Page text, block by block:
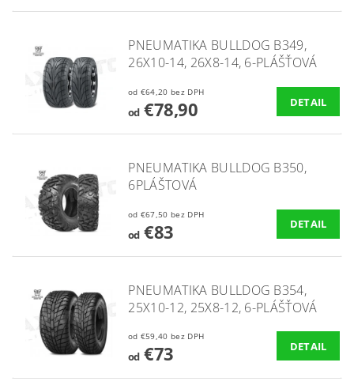
PNEUMATIKA BULLDOG B349,
26X10-14, 26X8-14, 6-PLÁŠŤOVÁ
od €64,20 bez DPH
od€78,90 DETAIL
PNEUMATIKA BULLDOG B350,
6PLÁŠTOVÁ
od €67,50 bez DPH
od€83 DETAIL
PNEUMATIKA BULLDOG B354,
25X10-12, 25X8-12, 6-PLÁŠŤOVÁ
od €59,40 bez DPH
od€73 DETAIL